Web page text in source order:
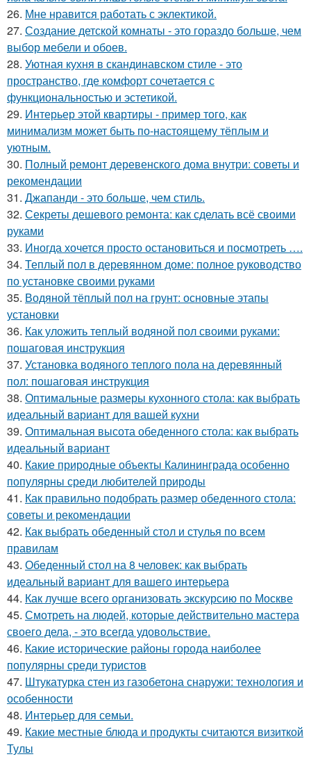
26. Мне нравится работать с эклектикой.
27. Создание детской комнаты - это гораздо больше, чем
выбор мебели и обоев.
28. Уютная кухня в скандинавском стиле - это
пространство, где комфорт сочетается с
функциональностью и эстетикой.
29. Интерьер этой квартиры - пример того, как
минимализм может быть по-настоящему тёплым и
уютным.
30. Полный ремонт деревенского дома внутри: советы и
рекомендации
31. Джапанди - это больше, чем стиль.
32. Секреты дешевого ремонта: как сделать всё своими
руками
33. Иногда хочется просто остановиться и посмотреть ….
34. Теплый пол в деревянном доме: полное руководство
по установке своими руками
35. Водяной тёплый пол на грунт: основные этапы
установки
36. Как уложить теплый водяной пол своими руками:
пошаговая инструкция
37. Установка водяного теплого пола на деревянный
пол: пошаговая инструкция
38. Оптимальные размеры кухонного стола: как выбрать
идеальный вариант для вашей кухни
39. Оптимальная высота обеденного стола: как выбрать
идеальный вариант
40. Какие природные объекты Калининграда особенно
популярны среди любителей природы
41. Как правильно подобрать размер обеденного стола:
советы и рекомендации
42. Как выбрать обеденный стол и стулья по всем
правилам
43. Обеденный стол на 8 человек: как выбрать
идеальный вариант для вашего интерьера
44. Как лучше всего организовать экскурсию по Москве
45. Смотреть на людей, которые действительно мастера
своего дела, - это всегда удовольствие.
46. Какие исторические районы города наиболее
популярны среди туристов
47. Штукатурка стен из газобетона снаружи: технология и
особенности
48. Интерьер для семьи.
49. Какие местные блюда и продукты считаются визиткой
Тулы